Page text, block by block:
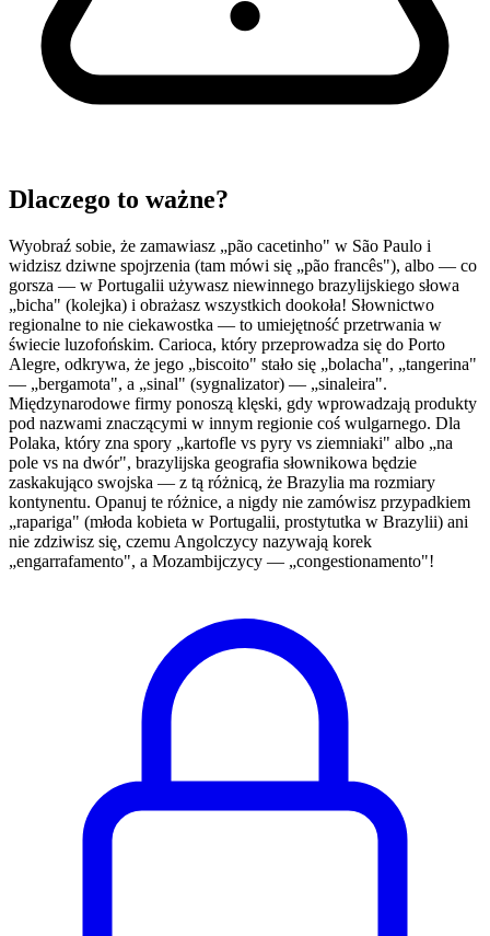
Dlaczego to ważne?
Wyobraź sobie, że zamawiasz „pão cacetinho" w São Paulo i
widzisz dziwne spojrzenia (tam mówi się „pão francês"), albo — co
gorsza — w Portugalii używasz niewinnego brazylijskiego słowa
„bicha" (kolejka) i obrażasz wszystkich dookoła! Słownictwo
regionalne to nie ciekawostka — to umiejętność przetrwania w
świecie luzofońskim. Carioca, który przeprowadza się do Porto
Alegre, odkrywa, że jego „biscoito" stało się „bolacha", „tangerina"
— „bergamota", a „sinal" (sygnalizator) — „sinaleira".
Międzynarodowe firmy ponoszą klęski, gdy wprowadzają produkty
pod nazwami znaczącymi w innym regionie coś wulgarnego. Dla
Polaka, który zna spory „kartofle vs pyry vs ziemniaki" albo „na
pole vs na dwór", brazylijska geografia słownikowa będzie
zaskakująco swojska — z tą różnicą, że Brazylia ma rozmiary
kontynentu. Opanuj te różnice, a nigdy nie zamówisz przypadkiem
„rapariga" (młoda kobieta w Portugalii, prostytutka w Brazylii) ani
nie zdziwisz się, czemu Angolczycy nazywają korek
„engarrafamento", a Mozambijczycy — „congestionamento"!